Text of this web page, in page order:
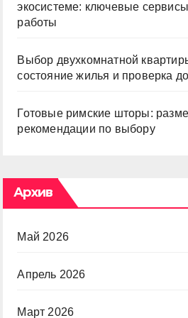
экосистеме: ключевые
работы
Выбор двухкомнатной
состояние жилья и проверка
Готовые римские шторы:
рекомендации по выбору
Архив
Май 2026
Апрель 2026
Март 2026